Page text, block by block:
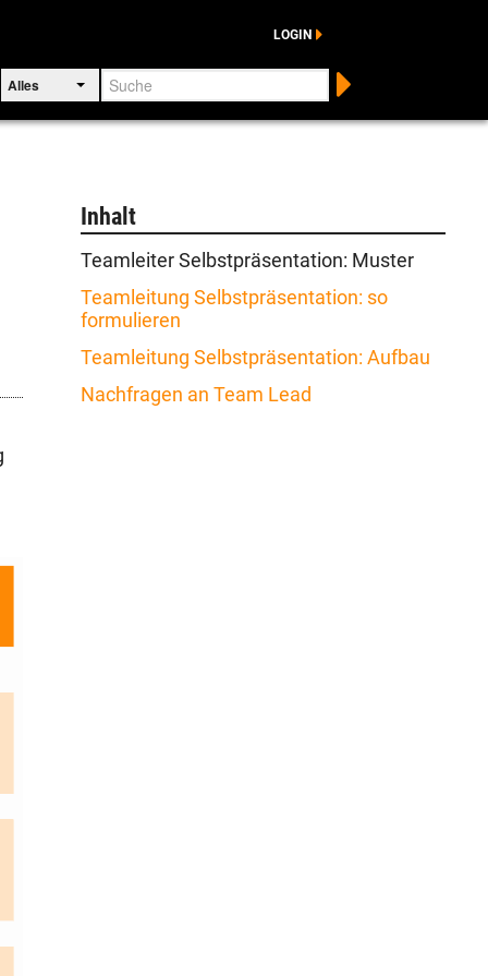
LOGIN
Alles Suche
Inhalt
Teamleiter Selbstpräsentation: Muster
Teamleitung Selbstpräsentation: so
formulieren
Teamleitung Selbstpräsentation: Aufbau
Nachfragen an Team Lead